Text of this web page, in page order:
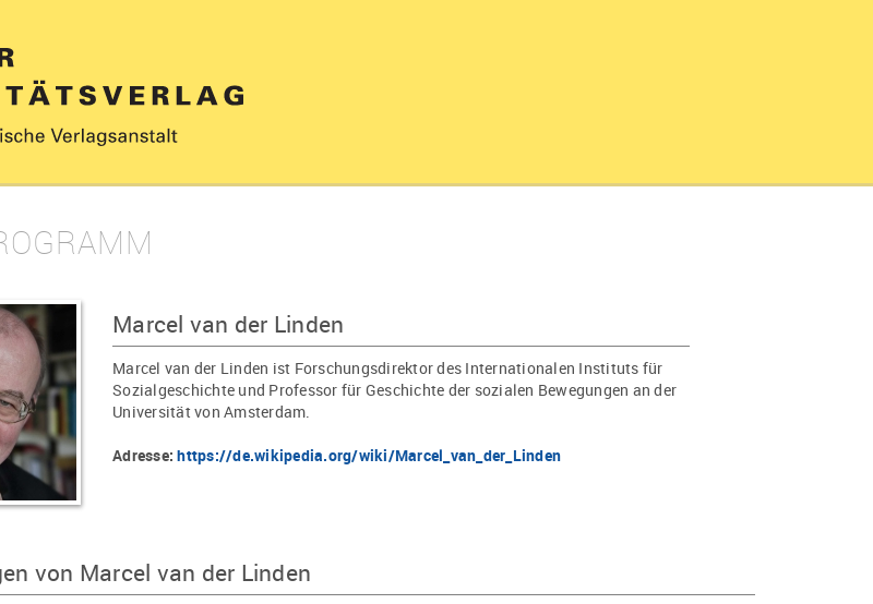
Marcel van der Linden
Marcel van der Linden ist Forschungsdirektor des Internationalen Instituts für
Sozialgeschichte und Professor für Geschichte der sozialen Bewegungen an der
Universität von Amsterdam.
Adresse:https://de.wikipedia.org/wiki/Marcel_van_der_Linden
von Marcel van der Linden